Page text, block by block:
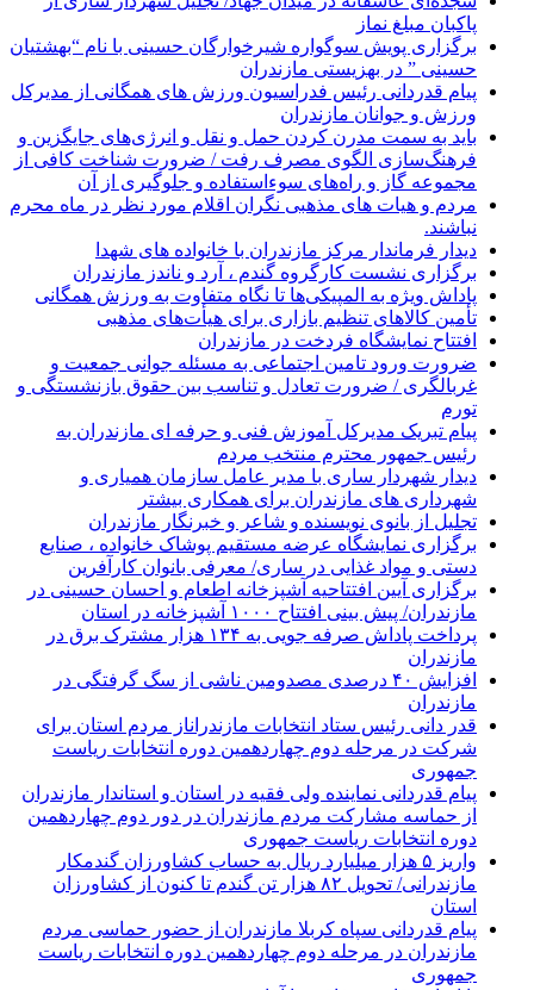
پاکبان مبلغ نماز
برگزاری پویش سوگواره شیرخوارگان حسینی با نام “بهشتیان
حسینی ” در بهزیستی مازندران
پیام قدردانی رئیس فدراسیون ورزش های همگانی از مدیرکل
ورزش و جوانان مازندران
باید به سمت مدرن کردن حمل و نقل و انرژی‌های جایگزین و
فرهنگ‌سازی الگوی مصرف رفت / ضرورت شناخت کافی از
مجموعه گاز و راه‌های سوءاستفاده و جلوگیری از آن
مردم و هیات های مذهبی نگران اقلام مورد نظر در ماه محرم
نباشند.
دیدار فرماندار مرکز مازندران با خانواده های شهدا
برگزاری نشست کارگروه گندم ، آرد و ناندز مازندران
پاداش ویژه به المپیکی‌ها تا نگاه متفاوت به ورزش همگانی
تأمین کالاهای تنظیم بازاری برای هیأت‌های مذهبی
افتتاح نمایشگاه فردخت در مازندران
ضرورت ورود تامین اجتماعی به مسئله جوانی جمعیت و
غربالگری / ضرورت تعادل و تناسب بین حقوق بازنشستگی و
تورم
پیام تبریک مدیرکل آموزش فنی و حرفه ای مازندران به
رئیس جمهور محترم منتخب مردم
دیدار شهردار ساری با مدیر عامل سازمان همیاری و
شهرداری های مازندران برای همکاری بیشتر
تجلیل از بانوی نویسنده و شاعر و خبرنگار مازندران
برگزاری نمایشگاه عرضه مستقیم پوشاک خانواده ، صنایع
دستی و مواد غذایی در ساری/ معرفی بانوان کارآفرین
برگزاری آیین افتتاحیه آشپزخانه اطعام و احسان حسینی در
مازندران/ پیش بینی افتتاح ۱۰۰۰ آشپزخانه در استان
پرداخت پاداش صرفه جویی به ۱۳۴ هزار مشترک برق در
مازندران
افزایش ۴۰ درصدی مصدومین ناشی از سگ گرفتگی در
مازندران
قدر دانی رئیس ستاد انتخابات مازندراناز مردم استان برای
شرکت در مرحله دوم چهاردهمین دوره انتخابات ریاست
جمهوری
پیام قدردانی نماینده ولی فقیه در استان و استاندار مازندران
از حماسه مشارکت مردم مازندران در دور دوم چهاردهمین
دوره انتخابات ریاست جمهوری
واریز ۵ هزار میلیارد ریال به حساب کشاورزان گندمکار
مازندرانی/ تحویل ۸۲ هزار تن گندم تا کنون از کشاورزان
استان
پیام قدردانی سپاه کربلا مازندران از حضور حماسی مردم
مازندران در مرحله دوم چهاردهمین دوره انتخابات ریاست
جمهوری